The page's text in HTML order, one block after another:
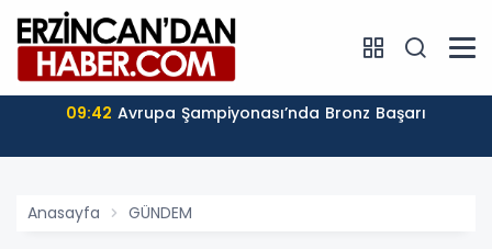
09:42 Avrupa Şampiyonası’nda Bronz Başarı
Anasayfa GÜNDEM